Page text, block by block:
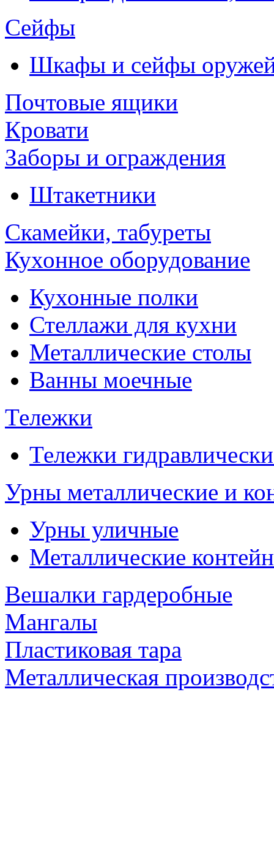
Сейфы
Шкафы и сейфы
Почтовые ящики
Кровати
Заборы и ограждения
Штакетники
Скамейки, табуреты
Кухонное оборудование
Кухонные полки
Стеллажи для кухни
Металлические столы
Ванны моечные
Тележки
Тележки
Урны металлические и
Урны уличные
Металлические
Вешалки гардеробные
Мангалы
Пластиковая тара
Металлическая